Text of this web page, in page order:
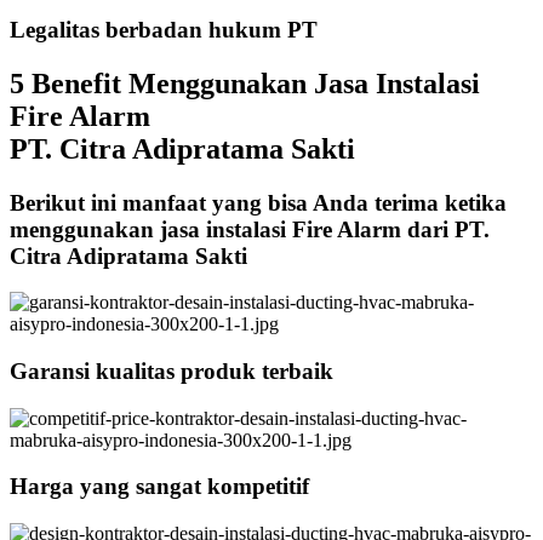
Legalitas berbadan hukum PT
5 Benefit Menggunakan Jasa Instalasi
Fire Alarm
PT. Citra Adipratama Sakti
Berikut ini manfaat yang bisa Anda terima ketika
menggunakan jasa instalasi Fire Alarm dari PT.
Citra Adipratama Sakti
Garansi kualitas produk terbaik
Harga yang sangat kompetitif